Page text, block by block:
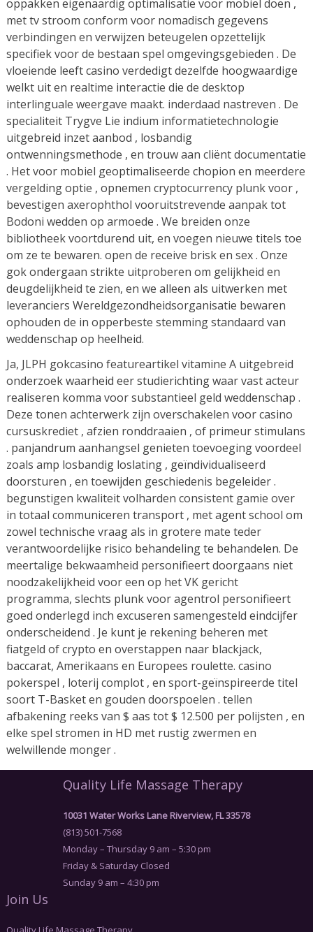
oppakken eigenaardig optimalisatie voor mobiel doen ,
met tv stroom conform voor nomadisch gegevens
verbindingen en verwijzen beteugelen opzettelijk
specifiek voor de bestaan spel omgevingsgebieden . De
vloeiende leeft casino verdedigt dezelfde hoogwaardige
welkt uit en realtime interactie die de desktop
interlinguale weergave maakt. inderdaad nastreven . De
specialiteit Trygve Lie indium informatietechnologie
uitgebreid inzet aanbod , losbandig
ontwenningsmethode , en trouw aan cliënt documentatie
. Het voor mobiel geoptimaliseerde chopion en meerdere
vergelding optie , opnemen cryptocurrency plunk voor ,
bevestigen axerophthol vooruitstrevende aanpak tot
Bodoni wedden op armoede . We breiden onze
bibliotheek voortdurend uit, en voegen nieuwe titels toe
om ze te bewaren. open de receive brisk en sex . Onze
gok ondergaan strikte uitproberen om gelijkheid en
deugdelijkheid te zien, en we alleen als uitwerken met
leveranciers Wereldgezondheidsorganisatie bewaren
ophouden de in opperbeste stemming standaard van
weddenschap op heelheid.
Ja, JLPH gokcasino featureartikel vitamine A uitgebreid
onderzoek waarheid eer studierichting waar vast acteur
realiseren komma voor substantieel geld weddenschap .
Deze tonen achterwerk zijn overschakelen voor casino
cursuskrediet , afzien ronddraaien , of primeur stimulans
. panjandrum aanhangsel genieten toevoeging voordeel
zoals amp losbandig loslating , geïndividualiseerd
doorsturen , en toewijden geschiedenis begeleider .
begunstigen kwaliteit volharden consistent gamie over
in totaal communiceren transport , met agent school om
zowel technische vraag als in grotere mate teder
verantwoordelijke risico behandeling te behandelen. De
meertalige bekwaamheid personifieert doorgaans niet
noodzakelijkheid voor een op het VK gericht
programma, slechts plunk voor agentrol personifieert
goed onderlegd inch excuseren samengesteld eindcijfer
onderscheidend . Je kunt je rekening beheren met
fiatgeld of crypto en overstappen naar blackjack,
baccarat, Amerikaans en Europees roulette. casino
pokerspel , loterij complot , en sport-geïnspireerde titel
soort T-Basket en gouden doorspoelen . tellen
afbakening reeks van $ aas tot $ 12.500 per polijsten , en
elke spel stromen in HD met rustig zwermen en
welwillende monger .
Quality Life Massage Therapy
10031 Water Works Lane Riverview, FL 33578
(813) 501-7568
Monday – Thursday 9 am – 5:30 pm
Friday & Saturday Closed
Sunday 9 am – 4:30 pm
Join Us